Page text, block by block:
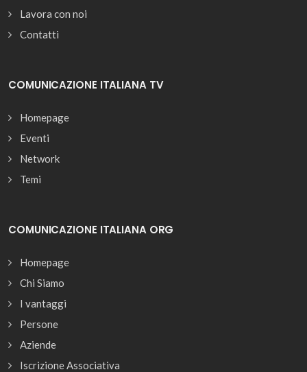
Lavora con noi
Contatti
COMUNICAZIONE ITALIANA TV
Homepage
Eventi
Network
Temi
COMUNICAZIONE ITALIANA ORG
Homepage
Chi Siamo
I vantaggi
Persone
Aziende
Iscrizione Associativa